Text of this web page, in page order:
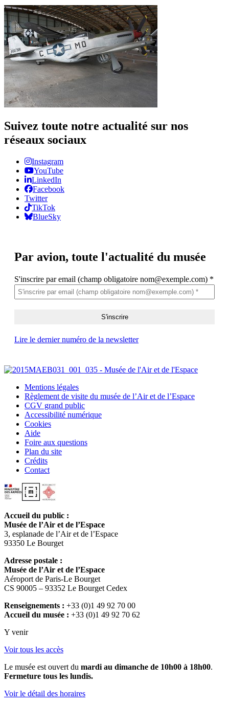
Suivez toute notre actualité sur nos
réseaux sociaux
Instagram
YouTube
LinkedIn
Facebook
Twitter
TikTok
BlueSky
Par avion, toute l'actualité du musée
S'inscrire par email (champ obligatoire nom@exemple.com) *
Lire le dernier numéro de la newsletter
Mentions légales
Règlement de visite du musée de l’Air et de l’Espace
CGV grand public
Accessibilité numérique
Cookies
Aide
Foire aux questions
Plan du site
Crédits
Contact
Accueil du public :
Musée de l’Air et de l’Espace
3, esplanade de l’Air et de l’Espace
93350 Le Bourget
Adresse postale :
Musée de l’Air et de l’Espace
Aéroport de Paris-Le Bourget
CS 90005 – 93352 Le Bourget Cedex
Renseignements : +33 (0)1 49 92 70 00
Accueil du musée : +33 (0)1 49 92 70 62
Y venir
Voir tous les accès
Le musée est ouvert du mardi au dimanche de 10h00 à 18h00.
Fermeture tous les lundis.
Voir le détail des horaires